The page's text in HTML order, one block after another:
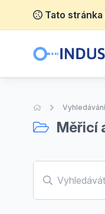
Tato
Úvodní stránka
Vyhledávání
Měřicí